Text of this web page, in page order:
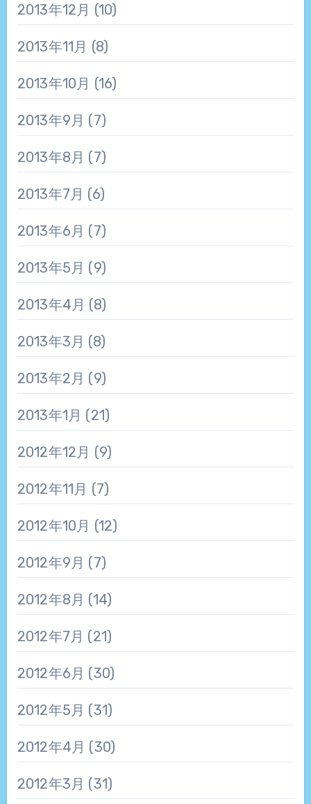
2013年12月 (10)
2013年11月 (8)
2013年10月 (16)
2013年9月 (7)
2013年8月 (7)
2013年7月 (6)
2013年6月 (7)
2013年5月 (9)
2013年4月 (8)
2013年3月 (8)
2013年2月 (9)
2013年1月 (21)
2012年12月 (9)
2012年11月 (7)
2012年10月 (12)
2012年9月 (7)
2012年8月 (14)
2012年7月 (21)
2012年6月 (30)
2012年5月 (31)
2012年4月 (30)
2012年3月 (31)